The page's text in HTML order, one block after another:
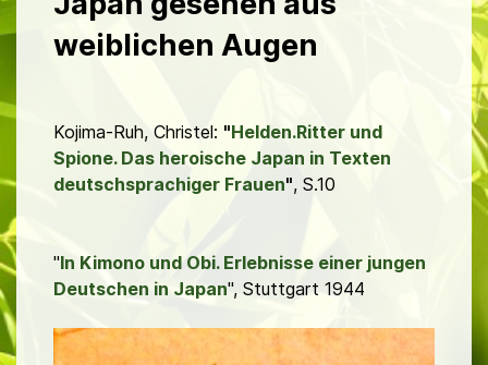
weiblichen Augen
Kojima-Ruh, Christel: "Helden.Ritter und
Spione. Das heroische Japan in Texten
deutschsprachiger Frauen", S.10
"In Kimono und Obi. Erlebnisse einer jungen
Deutschen in Japan", Stuttgart 1944